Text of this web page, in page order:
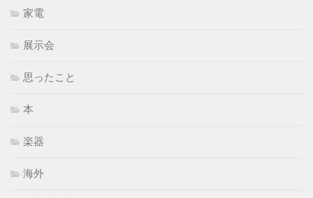
家電
展示会
思ったこと
本
楽器
海外